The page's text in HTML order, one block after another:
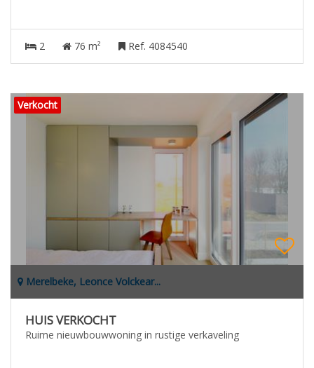
2 76 m² Ref. 4084540
Verkocht
Merelbeke, Leonce Volckear...
HUIS VERKOCHT
Ruime nieuwbouwwoning in rustige verkaveling